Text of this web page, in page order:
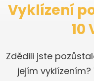
Vyklízení
10
Zdědili jste
jejím